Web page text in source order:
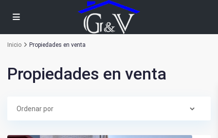
Inicio Propiedades en venta
Propiedades en venta